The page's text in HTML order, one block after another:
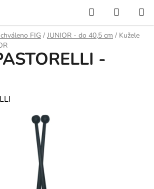
Hledat
KOŠÍK
FIG / JUNIOR - do 40,5 cm / Kužele
-